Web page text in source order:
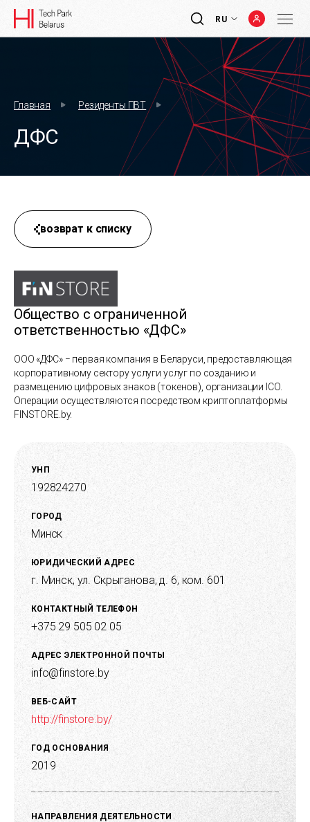
RU
Главная Резиденты ПВТ
ДФС
Общество с ограниченной
ответственностью «ДФС»
ООО «ДФС» − первая компания в Беларуси, предоставляющая
корпоративному сектору услуги услуг по созданию и
размещению цифровых знаков (токенов), организации ICO.
Операции осуществляются посредством криптоплатформы
FINSTORE.by.
возврат к списку
УНП
192824270
ГОРОД
Минск
ЮРИДИЧЕСКИЙ АДРЕС
г. Минск, ул. Скрыганова, д. 6, ком. 601
КОНТАКТНЫЙ ТЕЛЕФОН
+375 29 505 02 05
АДРЕС ЭЛЕКТРОННОЙ ПОЧТЫ
info@finstore.by
ВЕБ-САЙТ
http://finstore.by/
ГОД ОСНОВАНИЯ
2019
НАПРАВЛЕНИЯ ДЕЯТЕЛЬНОСТИ